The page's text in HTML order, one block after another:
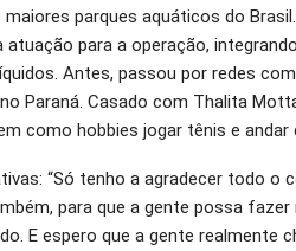
parques aquáticos do
para a operação,
Antes, passou por redes
Paraná. Casado com Thalita
como hobbies jogar tênis e andar
“Só tenho a agradecer todo o
para que a gente possa
E espero que a gente realmente